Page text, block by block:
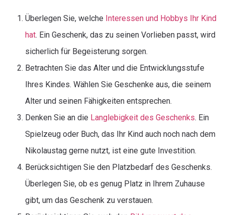
Überlegen Sie, welche Interessen und Hobbys Ihr Kind
hat. Ein Geschenk, das zu seinen Vorlieben passt, wird
sicherlich für Begeisterung sorgen.
Betrachten Sie das Alter und die Entwicklungsstufe
Ihres Kindes. Wählen Sie Geschenke aus, die seinem
Alter und seinen Fähigkeiten entsprechen.
Denken Sie an die Langlebigkeit des Geschenks. Ein
Spielzeug oder Buch, das Ihr Kind auch noch nach dem
Nikolaustag gerne nutzt, ist eine gute Investition.
Berücksichtigen Sie den Platzbedarf des Geschenks.
Überlegen Sie, ob es genug Platz in Ihrem Zuhause
gibt, um das Geschenk zu verstauen.